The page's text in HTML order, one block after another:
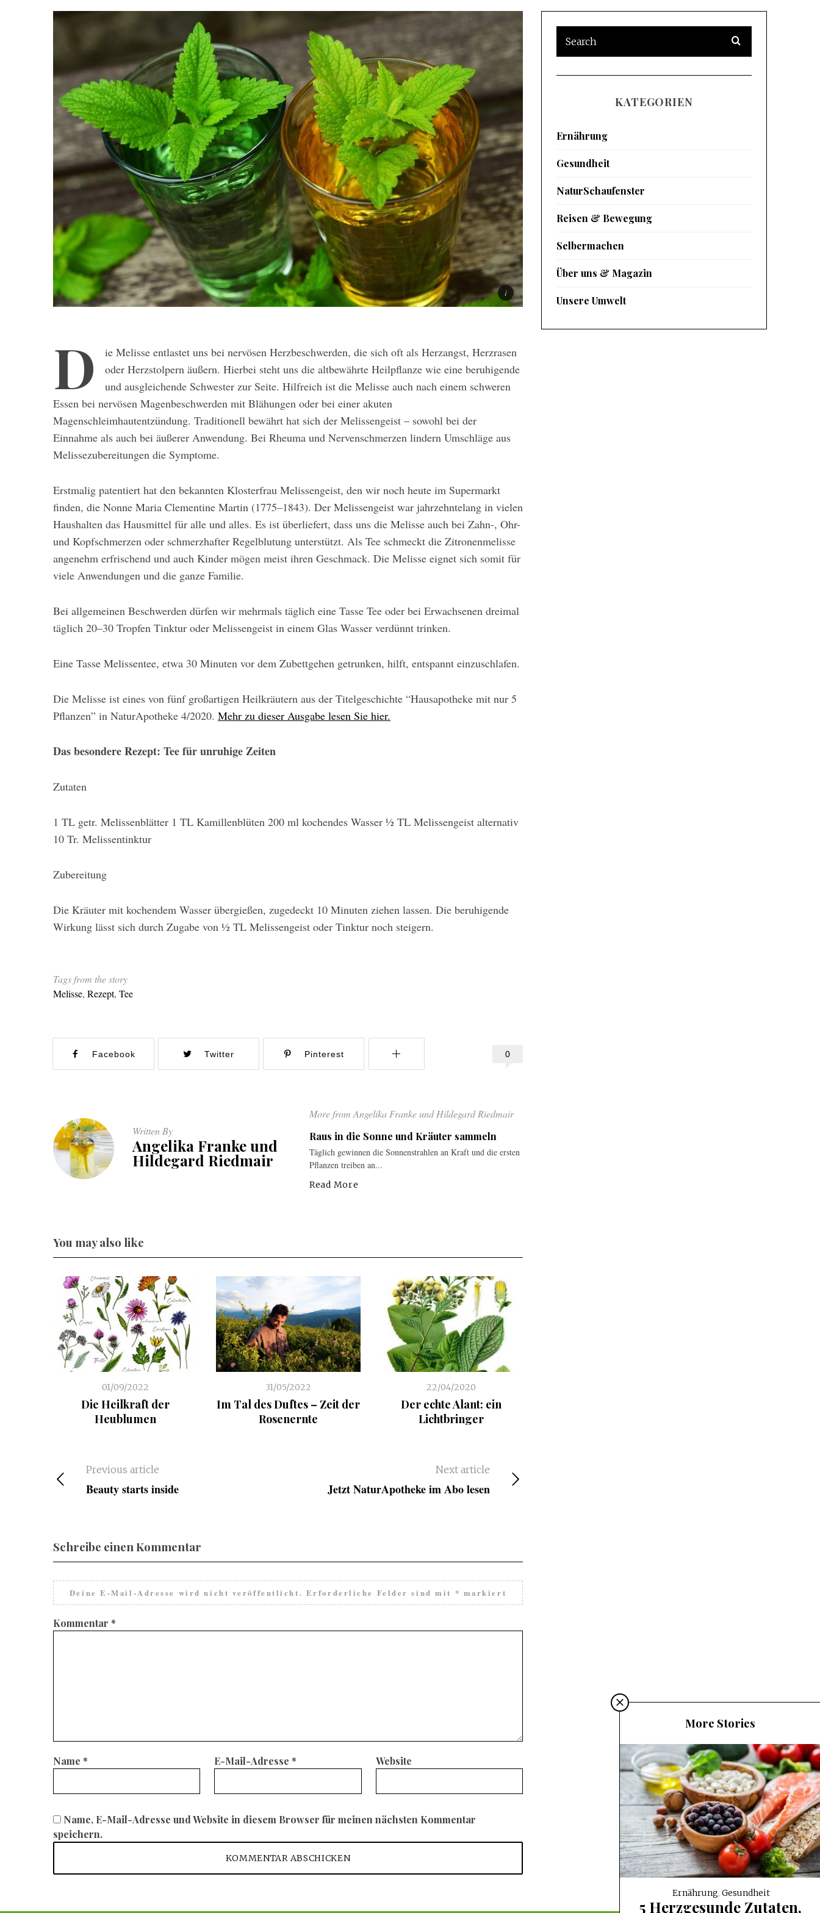
D
ie Melisse entlastet uns bei nervösen Herzbeschwerden, die sich oft als Herz­angst, Herzrasen
oder Herzstolpern äu­ßern. Hierbei steht uns die altbewährte Heilpflanze wie eine beruhigende
und aus­gleichende Schwester zur Seite. Hilfreich ist die Melisse auch nach einem schweren
Es­sen bei nervösen Magenbeschwerden mit Blähungen oder bei einer akuten
Magenschleimhautentzündung. Traditionell be­währt hat sich der Melissengeist – sowohl bei der
Einnahme als auch bei äußerer An­wendung. Bei Rheuma und Nervenschmer­zen lindern Umschläge aus
Melissezuberei­tungen die Symptome.
Erstmalig patentiert hat den bekannten Klosterfrau Melissengeist, den wir noch heute im Supermarkt
finden, die Nonne Maria Clementine Martin (1775–1843). Der Melissengeist war jahrzehntelang in vielen
Haushalten das Hausmittel für alle und al­les. Es ist überliefert, dass uns die Melisse auch bei Zahn­-, Ohr­-
und Kopfschmerzen oder schmerzhafter Regelblutung unter­stützt. Als Tee schmeckt die Zitronenmelis­se
angenehm erfrischend und auch Kinder mögen meist ihren Geschmack. Die Melisse eignet sich somit für
viele Anwendungen und die ganze Familie.
Bei allgemeinen Beschwerden dürfen wir mehrmals täglich eine Tasse Tee oder bei Erwachsenen dreimal
täglich 20–30 Trop­fen Tinktur oder Melissengeist in einem Glas Wasser verdünnt trinken.
Eine Tasse Melissentee, etwa 30 Minuten vor dem Zubettgehen getrunken, hilft, ent­spannt einzuschlafen.
Die Melisse ist eines von fünf großartigen Heilkräutern aus der Titelgeschichte “Hausapotheke mit nur 5
Pflanzen” in NaturApotheke 4/2020. Mehr zu dieser Ausgabe lesen Sie hier.
Das besondere Rezept: Tee für unruhige Zeiten
Zutaten
1 TL getr. Melissenblätter 1 TL Kamillenblüten 200 ml kochendes Wasser 1⁄2 TL Melissengeist alternativ
10 Tr. Melissentinktur
Zubereitung
Die Kräuter mit kochendem Wasser übergießen, zugedeckt 10 Minuten ziehen lassen. Die beruhigende
Wirkung lässt sich durch Zugabe von 1⁄2 TL Melissengeist oder Tinktur noch steigern.
Tags from the story
Melisse, Rezept, Tee
0
Facebook Twitter Pinterest
Written By
Angelika Franke und
Hildegard Riedmair
More from Angelika Franke und Hildegard Riedmair
Raus in die Sonne und Kräuter sammeln
Täglich gewinnen die Sonnenstrahlen an Kraft und die ersten
Pflanzen treiben an...
Read More
You may also like
01/09/2022
Die Heilkraft der
Heublumen
31/05/2022
Im Tal des Duftes – Zeit der
Rosenernte
22/04/2020
Der echte Alant: ein
Lichtbringer
Previous article
Beauty starts inside
Next article
Jetzt NaturApotheke im Abo lesen
Schreibe einen Kommentar
Deine E-Mail-Adresse wird nicht veröffentlicht. Erforderliche Felder sind mit * markiert
Kommentar *
Name * E-Mail-Adresse * Website
Name, E-Mail-Adresse und Website in diesem Browser für meinen nächsten Kommentar
speichern.
KATEGORIEN
Ernährung
Gesundheit
NaturSchaufenster
Reisen & Bewegung
Selbermachen
Über uns & Magazin
Unsere Umwelt
More Stories
Ernährung, Gesundheit
5 Herzgesunde Zutaten,